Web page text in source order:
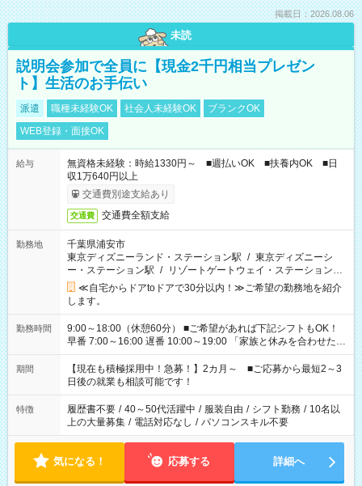
掲載日：2026.08.06
未読
説明会参加で全員に【現金2千円相当プレゼン
ト】生活のお手伝い
派遣 職種未経験OK 社会人未経験OK
ブランクOK
WEB登録・面接OK
給与
無資格未経験：時給1330円～ ■週払いOK ■扶養内OK ■日
収1万640円以上
交通費別途支給あり
交通費 交通費全額支給
勤務地
千葉県浦安市
東京ディズニーランド・ステーション駅 / 東京ディズニーシ
ー・ステーション駅 / リゾートゲートウェイ・ステーション駅
/
…
≪自宅からドアtoドアで30分以内！≫ご希望の勤務地を紹介
します。
勤務時間
9:00～18:00（休憩60分） ■ご希望があれば下記シフトもOK！
早番 7:00～16:00 遅番 10:00～19:00 「家族と休みを合わせた
い」 「余裕を持って夕飯の準備がしたい」 「できれば残業はし
たくない」 など、ご希望を教えてくださいね。 ※Wワーク希望
の方へ 今ご覧のお仕事で希望する勤務時間と、もう1つのお仕事
の勤務時間。 合計で週40時間を超える場合は応募できません。
期間
【現在も積極採用中！急募！】2カ月～ ■ご応募から最短2～3
日後の就業も相談可能です！
特徴 履歴書不要 / 40～50代活躍中 / 服装自由 / シフト勤務 / 10名以
上の大量募集 / 電話対応なし / パソコンスキル不要
気になる！ 応募する 詳細へ